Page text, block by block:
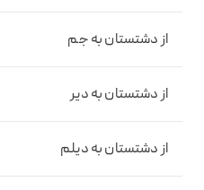
از دشتستان به جم
از دشتستان به دیر
از دشتستان به دیلم